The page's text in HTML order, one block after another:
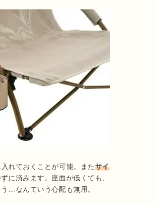
れておくことが可能。またサイ
に済みます。座面が低くても、